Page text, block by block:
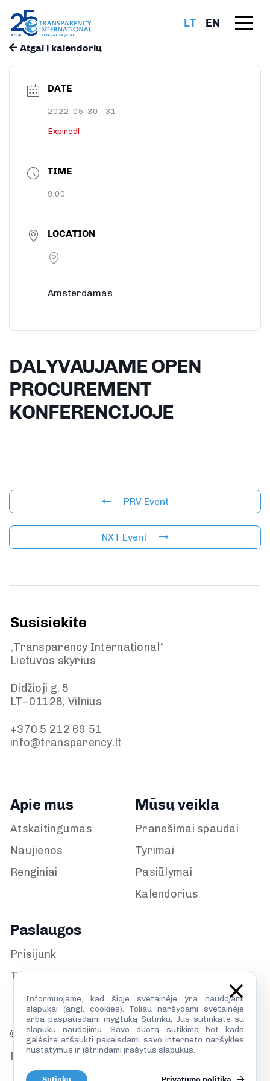
LT EN
Atgal į kalendorių
DATE
2022-05-30 - 31
Expired!
TIME
9:00
LOCATION
Amsterdamas
DALYVAUJAME OPEN
PROCUREMENT
KONFERENCIJOJE
PRV Event
NXT Event
Susisiekite
„Transparency International“
Lietuvos skyrius
Didžioji g. 5
LT–01128, Vilnius
+370 5 212 69 51
info@transparency.lt
Apie mus
Atskaitingumas
Naujienos
Renginiai
Mūsų veikla
Pranešimai spaudai
Tyrimai
Pasiūlymai
Kalendorius
Paslaugos
Prisijunk
TILS biblioteka
© TILS 2026
Privatumo politika
Informuojame, kad šioje svetainėje yra naudojami
slapukai (angl. cookies). Toliau naršydami svetainėje
arba paspausdami mygtuką Sutinku, Jūs sutinkate su
slapukų naudojimu. Savo duotą sutikimą bet kada
galėsite atšaukti pakeisdami savo interneto naršyklės
nustatymus ir ištrindami įrašytus slapukus.